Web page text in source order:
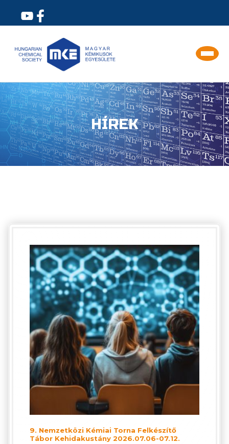
HÍREK
9. Nemzetközi Kémiai Torna Felkészítő
Tábor Kehidakustány 2026.07.06-07.12.